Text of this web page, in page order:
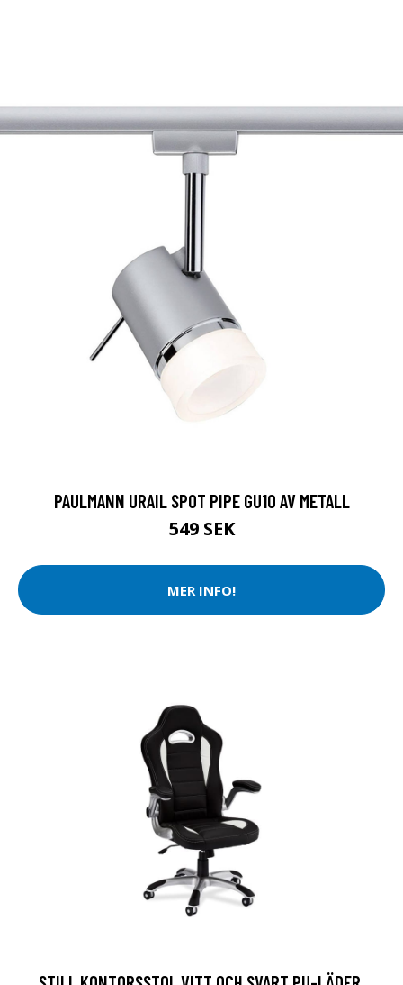
PAULMANN URAIL SPOT PIPE GU10 AV METALL
549 SEK
MER INFO!